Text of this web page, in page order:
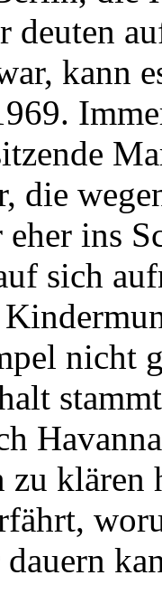
deuten
kann
die
eher ins
sich
nicht
zu klären